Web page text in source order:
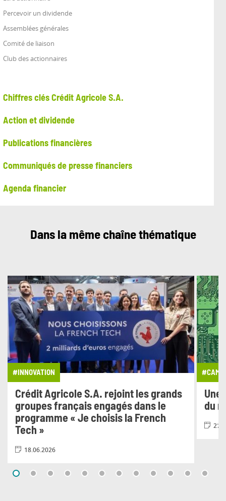
Percevoir un dividende
Assemblées générales
Comité de liaison
Club des actionnaires
Chiffres clés Crédit Agricole S.A.
Action et dividende
Publications financières
Communiqués de presse financiers
Agenda financier
Dans la même chaîne thématique
#INNOVATION
Crédit Agricole S.A. rejoint les grands
groupes français engagés dans le
programme « Je choisis la French
Tech »
18.06.2026
Une
du